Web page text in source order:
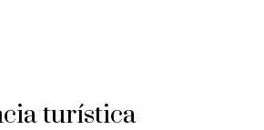
turística